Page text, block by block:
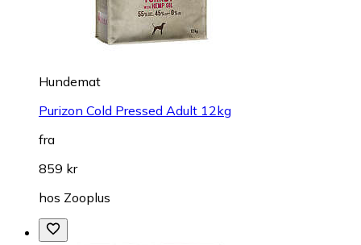
Hundemat
Purizon Cold Pressed Adult 12kg
fra
859 kr
hos Zooplus